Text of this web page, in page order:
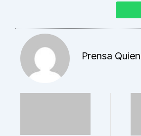
Prensa